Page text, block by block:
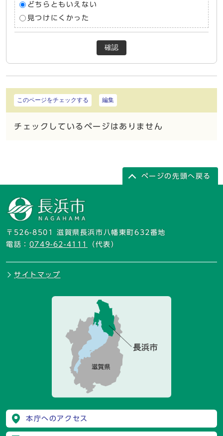
どちらともいえない
見つけにくかった
確認
このページをチェックする 編集
チェックしているページはありません
ページの先頭へ戻る
〒526-8501 滋賀県長浜市八幡東町632番地
電話： 0749-62-4111 （代表）
サイトマップ
本庁へのアクセス